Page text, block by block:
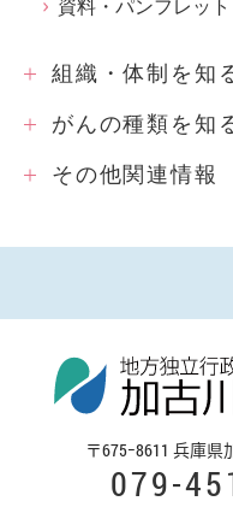
資料・パンフレット
組織・体制を知
がんの種類を知
その他関連情報
〒675−8611 兵庫県
079-